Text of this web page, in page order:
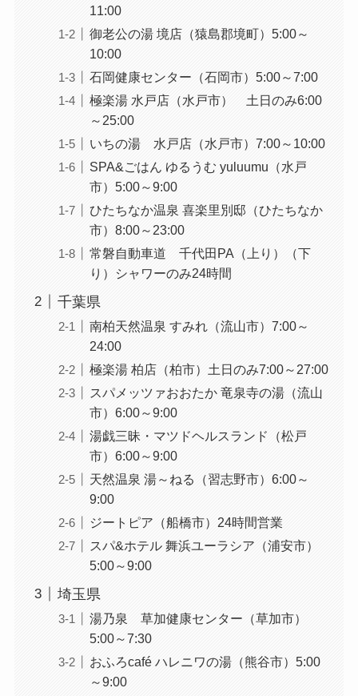
11:00
御老公の湯 境店（猿島郡境町）5:00～
10:00
石岡健康センター（石岡市）5:00～7:00
極楽湯 水戸店（水戸市） 土日のみ6:00
～25:00
いちの湯 水戸店（水戸市）7:00～10:00
SPA&ごはん ゆるうむ yuluumu（水戸
市）5:00～9:00
ひたちなか温泉 喜楽里別邸（ひたちなか
市）8:00～23:00
常磐自動車道 千代田PA（上り）（下
り）シャワーのみ24時間
千葉県
南柏天然温泉 すみれ（流山市）7:00～
24:00
極楽湯 柏店（柏市）土日のみ7:00～27:00
スパメッツァおおたか 竜泉寺の湯（流山
市）6:00～9:00
湯戯三昧・マツドヘルスランド（松戸
市）6:00～9:00
天然温泉 湯～ねる（習志野市）6:00～
9:00
ジートピア（船橋市）24時間営業
スパ&ホテル 舞浜ユーラシア（浦安市）
5:00～9:00
埼玉県
湯乃泉 草加健康センター（草加市）
5:00～7:30
おふろcafé ハレニワの湯（熊谷市）5:00
～9:00